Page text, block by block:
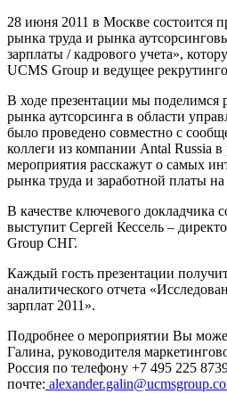
28 июня 2011 в Москве состоится
рынка труда и рынка
зарплаты / кадрового учета»,
UCMS Group и ведущее
В ходе презентации мы поделимся
рынка аутсорсинга в области
было проведено совместно с
коллеги из компании Antal Russia
мероприятия расскажут о самых
рынка труда и заработной платы на
В качестве ключевого докладчика
выступит Сергей Кессель –
Group СНГ.
Каждый гость презентации
аналитического отчета
зарплат 2011».
Подробнее о мероприятии Вы
Галина, руководителя
Россия по телефону +7 495 225
почте: